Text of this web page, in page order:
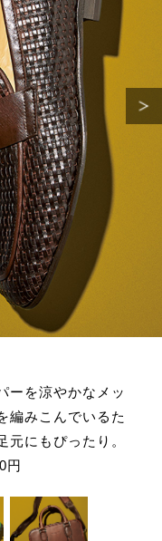
ーを涼やかなメッ
編みこんでいるた
にもぴったり。
円